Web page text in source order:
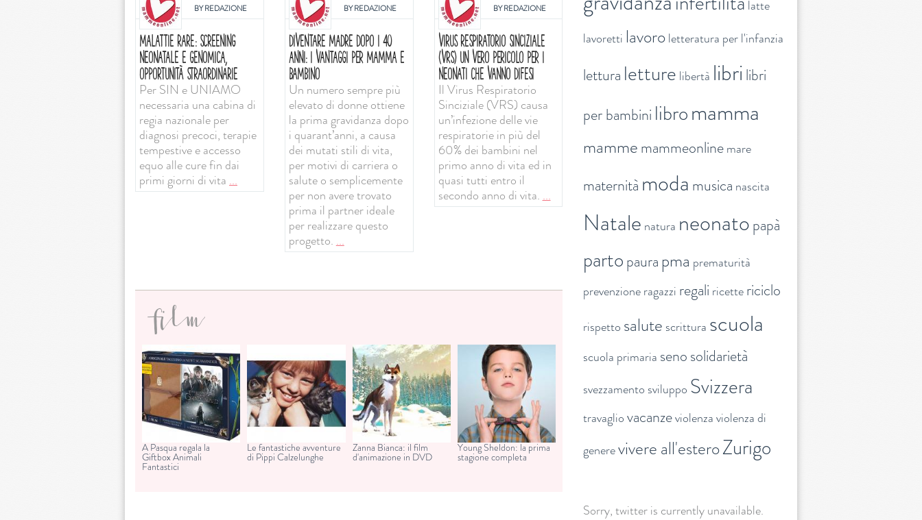
BYREDAZIONE
MALATTIE RARE: SCREENING
NEONATALE E GENOMICA,
OPPORTUNITÀ STRAORDINARIE
Per SIN e UNIAMO
necessaria una cabina di
regia nazionale per
diagnosi precoci, terapie
tempestive e accesso
equo alle cure fin dai
primi giorni di vita ...
BYREDAZIONE
DIVENTARE MADRE DOPO I 40
ANNI: I VANTAGGI PER MAMMA E
BAMBINO
Un numero sempre più
elevato di donne ottiene
la prima gravidanza dopo
i quarant’anni, a causa
dei mutati stili di vita,
per motivi di carriera o
salute o semplicemente
per non avere trovato
prima il partner ideale
per realizzare questo
progetto. ...
BYREDAZIONE
VIRUS RESPIRATORIO SINCIZIALE
(VRS) UN VERO PERICOLO PER I
NEONATI CHE VANNO DIFESI
Il Virus Respiratorio
Sinciziale (VRS) causa
un’infezione delle vie
respiratorie in più del
60% dei bambini nel
primo anno di vita ed in
quasi tutti entro il
secondo anno di vita. ...
film
A Pasqua regala la
Giftbox Animali
Fantastici
Le fantastiche avventure
di Pippi Calzelunghe
Zanna Bianca: il film
d'animazione in DVD
Young Sheldon: la prima
stagione completa
latte
lavoretti lavoroletteratura per l'infanzia
lettura letture libertà libri libri
per bambini libromamma
mammemammeonlinemare
maternità moda musica nascita
Natale natura neonatopapà
partopaura pma prematurità
prevenzioneragazzi regali ricettericiclo
rispetto salute scrittura scuola
scuola primaria senosolidarietà
svezzamento sviluppo Svizzera
travaglio vacanzeviolenza violenza di
generevivere all'esteroZurigo
Sorry, twitter is currently unavailable.